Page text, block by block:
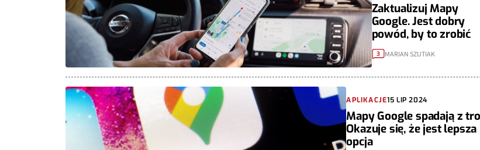
Zaktualizuj Mapy
Google. Jest dobry
powód, by to zrobić
3 MARIAN SZUTIAK
APLIKACJE15 LIP 2024
Mapy Google spadają z
Okazuje się, że jest lepsza
opcja